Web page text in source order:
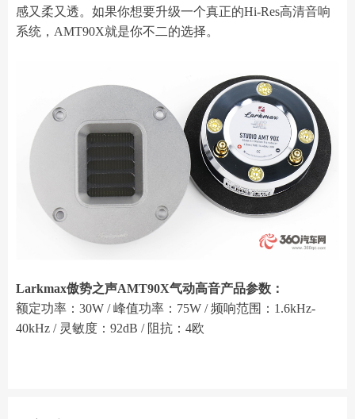
感又柔又透。如果你想要升级一个真正的Hi-Res高清音响
系统，AMT90X就是你不二的选择。
Larkmax傲势之声AMT90X气动高音产品参数：
额定功率：30W / 峰值功率：75W / 频响范围：1.6kHz-
40kHz / 灵敏度：92dB / 阻抗：4欧